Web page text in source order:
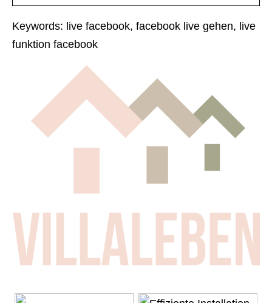
Keywords: live facebook, facebook live gehen, live
funktion facebook